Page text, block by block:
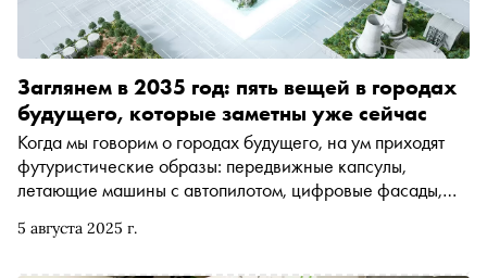
5 августа 2025 г.
Заглянем в 2035 год: пять вещей в городах
будущего, которые заметны уже сейчас
Когда мы говорим о городах будущего, на ум приходят
футуристические образы: передвижные капсулы,
летающие машины с автопилотом, цифровые фасады,
будущее выглядит иначе — не как витрина технологий, а